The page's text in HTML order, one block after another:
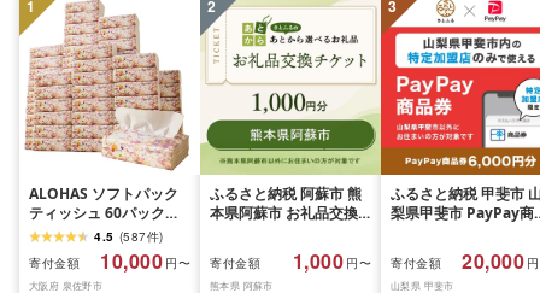
1
ALOHAS ソフトパック
ティッシュ 60パック
×400枚(200組) 日用品
必需品 常備品 まとめ買
い 備蓄 防災
4.5 (587件)
寄付金額
10,000 円〜
大阪府 泉佐野市
2
ふるさと納税 阿蘇市 熊
本県阿蘇市 お礼品交換
寄付金額 1,000 円〜
熊本県 阿蘇市
3
ふるさと納税 甲斐市
梨県甲斐市 PayPay商
一部の加盟店のみで利
可
寄付金額 20,000
山梨県 甲斐市